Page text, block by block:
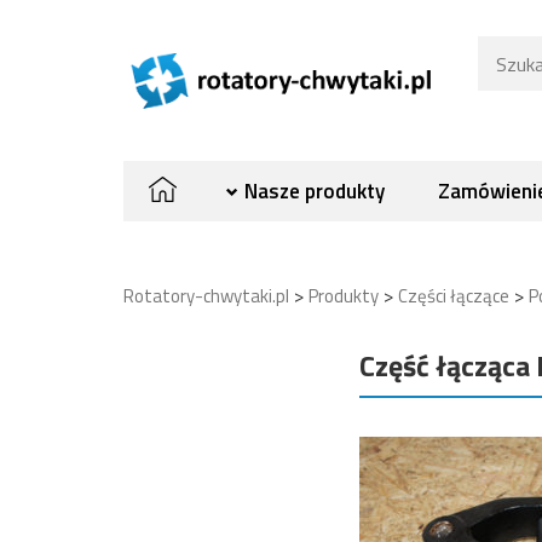
Nasze produkty
Rotatory-chwytaki.pl >Produkty > Części łączące >
Część